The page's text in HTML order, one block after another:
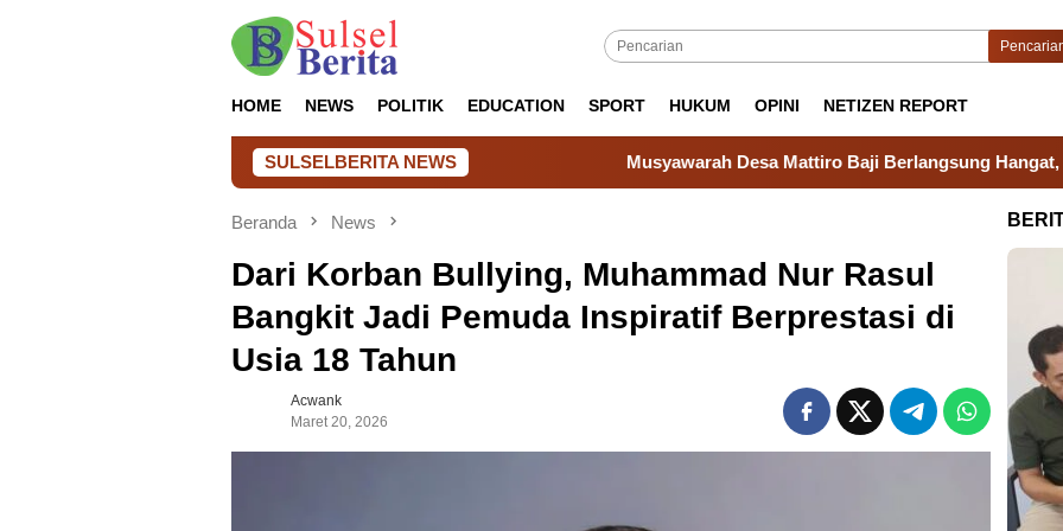
HOME NEWS POLITIK EDUCATION SPORT HUKUM OPINI NETIZEN REPORT
SULSELBERITA NEWS Musyawarah Desa Mattiro Baji Berlangsung Hangat, Camat Tanakeke
Beranda News
Dari Korban Bullying, Muhammad Nur Rasul
Bangkit Jadi Pemuda Inspiratif Berprestasi di
Usia 18 Tahun
Acwank
Maret 20, 2026